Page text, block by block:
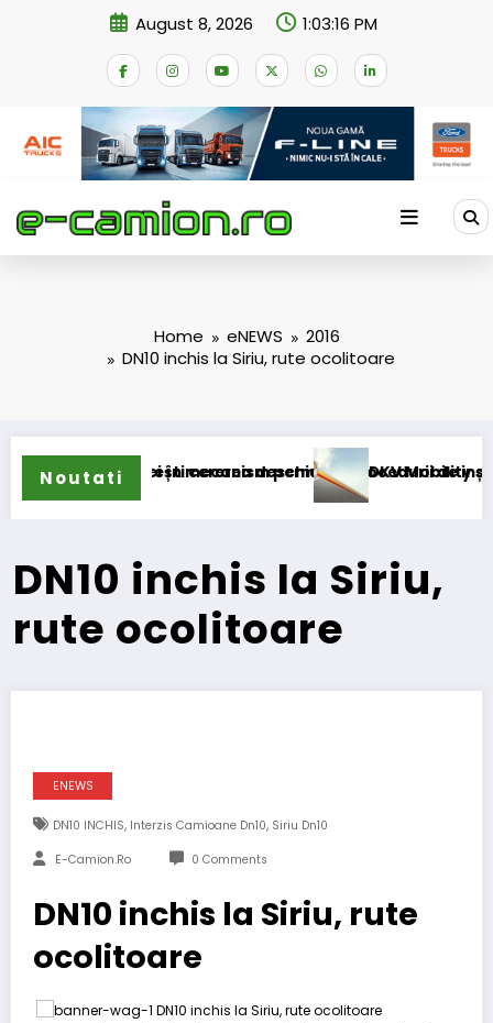
August 8, 2026 1:03:16 PM
Home eNEWS
2016
DN10 inchis la Siriu, rute ocolitoare
Noutati
în mecanism permanent
cererea deschiderii procedurii de insolvență
DKV Mobility și Shell își extind
DN10 inchis la Siriu,
rute ocolitoare
ENEWS
DN10 INCHIS, Interzis Camioane Dn10, Siriu Dn10
E-Camion.ro 0 Comments
DN10 inchis la Siriu, rute
ocolitoare